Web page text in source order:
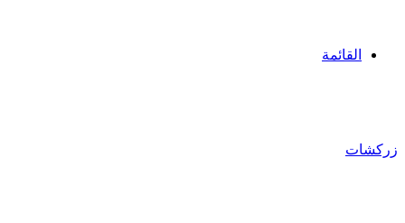
القائمة
زركشات